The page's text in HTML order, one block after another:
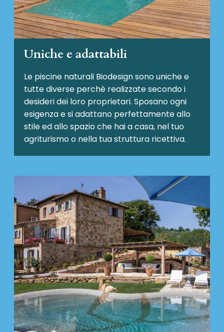
Uniche e adattabili
Le piscine naturali Biodesignsono uniche e
tutte diverse perchè realizzate secondo i
desideri dei loro proprietari. Sposano ogni
esigenza e si adattano perfettamente allo
stile ed allo spazio che hai a casa, nel tuo
agriturismo o nella tua struttura ricettiva.